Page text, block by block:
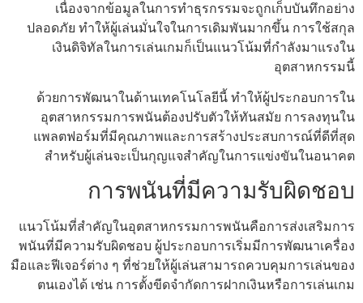
เนื่องจากข้อมูลในการทำธุรกรรมจะถูกเก็บบันทึกอย่าง
ปลอดภัย ทำให้ผู้เล่นมั่นใจในการเดิมพันมากขึ้น การใช้สกุล
เงินดิจิทัลในการเล่นเกมก็เป็นแนวโน้มที่กำลังมาแรงใน
อุตสาหกรรมนี้
ด้วยการพัฒนาในด้านเทคโนโลยีนี้ ทำให้ผู้ประกอบการใน
อุตสาหกรรมการพนันต้องปรับตัวให้ทันสมัย การลงทุนใน
แพลตฟอร์มที่มีคุณภาพและการสร้างประสบการณ์ที่ดีที่สุด
สำหรับผู้เล่นจะเป็นกุญแจสำคัญในการแข่งขันในอนาคต
การพนันที่มีความรับผิดชอบ
แนวโน้มที่สำคัญในอุตสาหกรรมการพนันคือการส่งเสริมการ
พนันที่มีความรับผิดชอบ ผู้ประกอบการเริ่มมีการพัฒนาเครื่อง
มือและฟีเจอร์ต่าง ๆ ที่ช่วยให้ผู้เล่นสามารถควบคุมการเล่นของ
ตนเองได้ เช่น การตั้งขีดจำกัดการฝากเงินหรือการเล่นเกม